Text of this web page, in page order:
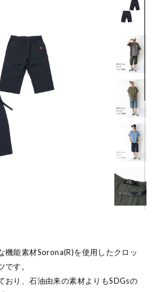
機能素材Sorona(R)を使用したクロッ
す。
おり、石油由来の素材よりもSDGsの